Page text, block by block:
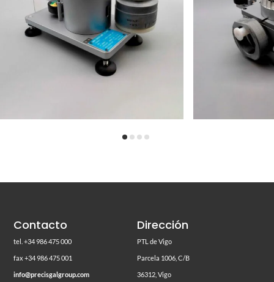
Contacto
tel. +34 986 475 000
fax +34 986 475 001
info@precisgalgroup.com
Dirección
PTL de Vigo
Parcela 1006, C/B
36312, Vigo